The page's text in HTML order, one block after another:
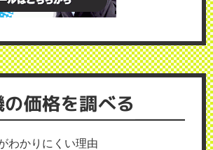
価格を調べる
わかりにくい理由